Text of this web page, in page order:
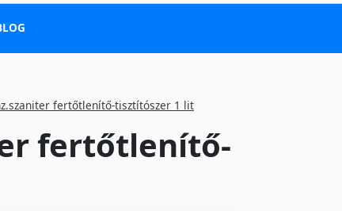
fertőtlenítő-tisztítószer 1 lit
fertőtlenítő-